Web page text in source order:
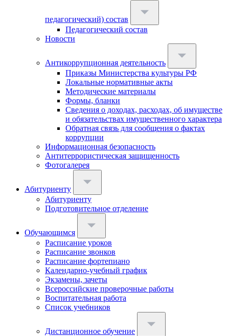
педагогический) состав
Педагогический состав
Новости
Антикоррупционная деятельность
Приказы Министерства культуры РФ
Локальные нормативные акты
Методические материалы
Формы, бланки
Сведения о доходах, расходах, об имуществе
и обязательствах имущественного характера
Обратная связь для сообщения о фактах
коррупции
Информационная безопасность
Антитеррористическая защищенность
Фотогалерея
Абитуриенту
Абитуриенту
Подготовительное отделение
Обучающимся
Расписание уроков
Расписание звонков
Расписание фортепиано
Календарно-учебный график
Экзамены, зачеты
Всероссийские проверочные работы
Воспитательная работа
Список учебников
Дистанционное обучение